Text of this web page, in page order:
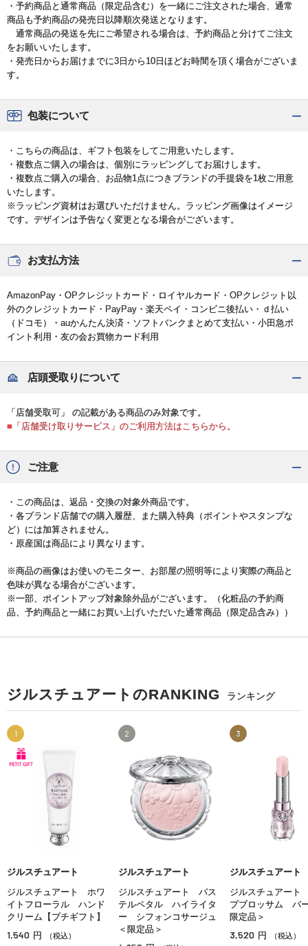
・予約商品と通常商品（限定品含む）を一緒にご注文された場合、通常
商品も予約商品の発売日以降順次発送となります。
通常商品の発送を先にご希望される場合は、予約商品と分けてご注文
をお願いいたします。
・発売日からお届けまでに3日から10日ほどお時間を頂く場合がございま
す。
包装について
・こちらの商品は、ギフト包装をしてご用意いたします。
・複数点ご購入の場合は、個別にラッピングしてお届けします。
・複数点ご購入の場合、お品物1点につきブランドの手提袋を1枚ご用意
いたします。
※ラッピング資材はお選びいただけません。ラッピング画像はイメージ
です。デザインは予告なく変更となる場合がございます。
お支払方法
AmazonPay・OPクレジットカード・ロイヤルカード・OPクレジット以
外のクレジットカード・PayPay・楽天ペイ・コンビニ後払い・ｄ払い
（ドコモ）・auかんたん決済・ソフトバンクまとめて支払い・小田急ポ
イント利用・友の会お買物カード利用
店頭受取りについて
「店舗受取可」 の記載がある商品のみ対象です。
■「店舗受け取りサービス」のご利用方法はこちらから。
ご注意
・この商品は、返品・交換の対象外商品です。
・各ブランド店舗での購入履歴、また購入特典（ポイントやスタンプな
ど）には加算されません。
・原産国は商品により異なります。
※商品の画像はお使いのモニター、お部屋の照明等により実際の商品と
色味が異なる場合がございます。
※一部、ポイントアップ対象除外品がございます。（化粧品の予約商
品、予約商品と一緒にお買い上げいただいた通常商品（限定品含み））
ジルスチュアートのRANKING ランキング
1
ジルスチュアート
ジルスチュアート ホワ
イトフローラル ハンド
クリーム【プチギフト】
1,540 円 （税込）
2
ジルスチュアート
ジルスチュアート パス
テルペタル ハイライタ
ー シフォンコサージュ
＜限定品＞
3
ジルスチュアート
ジルスチュアー
プブロッサム バ
限定品＞
3,520 円 （税込）